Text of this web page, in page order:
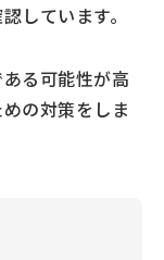
しています。
る可能性が高
の対策をしま